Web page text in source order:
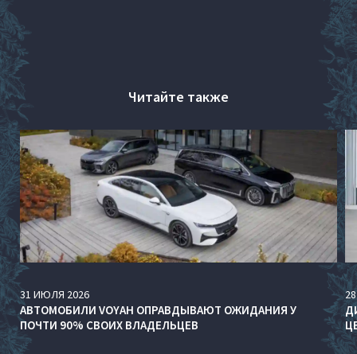
Читайте также
31 ИЮЛЯ 2026
АВТОМОБИЛИ VOYAH ОПРАВДЫВАЮТ ОЖИДАНИЯ У
ПОЧТИ 90% СВОИХ ВЛАДЕЛЬЦЕВ
28